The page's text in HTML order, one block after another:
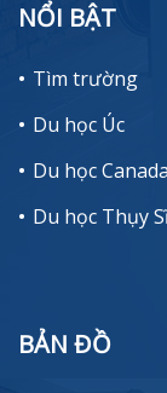
NỔI BẬT
Tìm trường
Du học Úc
Du học Canada
Du học Thụy
BẢN ĐỒ